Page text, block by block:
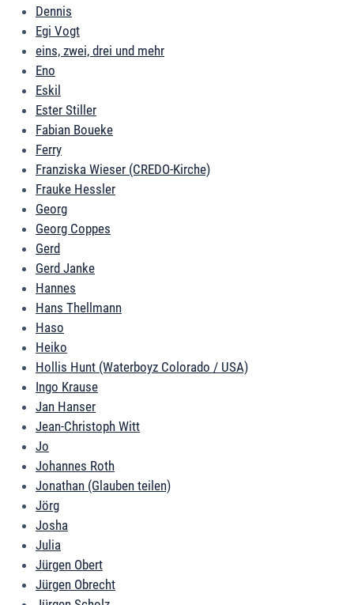
Dennis
Egi Vogt
eins, zwei, drei und mehr
Eno
Eskil
Ester Stiller
Fabian Boueke
Ferry
Franziska Wieser (CREDO-Kirche)
Frauke Hessler
Georg
Georg Coppes
Gerd
Gerd Janke
Hannes
Hans Thellmann
Haso
Heiko
Hollis Hunt (Waterboyz Colorado / USA)
Ingo Krause
Jan Hanser
Jean-Christoph Witt
Jo
Johannes Roth
Jonathan (Glauben teilen)
Jörg
Josha
Julia
Jürgen Obert
Jürgen Obrecht